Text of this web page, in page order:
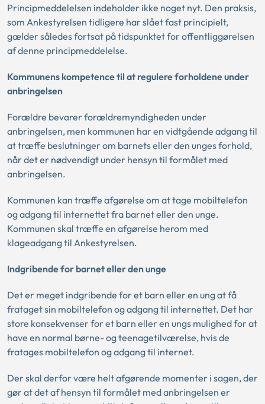
Principmeddelelsen indeholder ikke noget nyt. Den praksis,
som Ankestyrelsen tidligere har slået fast principielt,
gælder således fortsat på tidspunktet for offentliggørelsen
af denne principmeddelelse.
Kommunens kompetence til at regulere forholdene under
anbringelsen
Forældre bevarer forældremyndigheden under
anbringelsen, men kommunen har en vidtgående adgang til
at træffe beslutninger om barnets eller den unges forhold,
når det er nødvendigt under hensyn til formålet med
anbringelsen.
Kommunen kan træffe afgørelse om at tage mobiltelefon
og adgang til internettet fra barnet eller den unge.
Kommunen skal træffe en afgørelse herom med
klageadgang til Ankestyrelsen.
Indgribende for barnet eller den unge
Det er meget indgribende for et barn eller en ung at få
frataget sin mobiltelefon og adgang til internettet. Det har
store konsekvenser for et barn eller en ungs mulighed for at
have en normal børne- og teenagetilværelse, hvis de
fratages mobiltelefon og adgang til internet.
Der skal derfor være helt afgørende momenter i sagen, der
gør at det af hensyn til formålet med anbringelsen er